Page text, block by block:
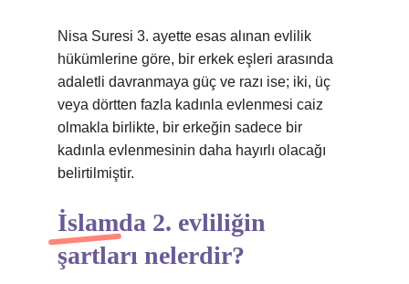
Nisa Suresi 3. ayette esas alınan evlilik
hükümlerine göre, bir erkek eşleri arasında
adaletli davranmaya güç ve razı ise; iki, üç
veya dörtten fazla kadınla evlenmesi caiz
olmakla birlikte, bir erkeğin sadece bir
kadınla evlenmesinin daha hayırlı olacağı
belirtilmiştir.
İslamda 2. evliliğin
şartları nelerdir?